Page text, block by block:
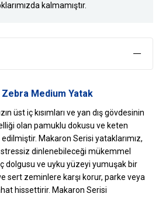
kalmamıştır.
Medium Yatak
üst iç kısımları ve yan dış gövdesinin
olan pamuklu dokusu ve keten
Makaron Serisi yataklarımız,
dinlenebileceği mükemmel
dolgusu ve uyku yüzeyi yumuşak bir
sert zeminlere karşı korur, parke veya
hissettirir. Makaron Serisi